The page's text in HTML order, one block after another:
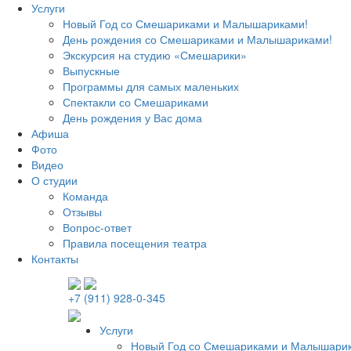
Услуги
Новый Год со Смешариками и Малышариками!
День рождения со Смешариками и Малышариками!
Экскурсия на студию «Смешарики»
Выпускные
Программы для самых маленьких
Спектакли со Смешариками
День рождения у Вас дома
Афиша
Фото
Видео
О студии
Команда
Отзывы
Вопрос-ответ
Правила посещения театра
Контакты
+7 (911) 928-0-345
Услуги
Новый Год со Смешариками и